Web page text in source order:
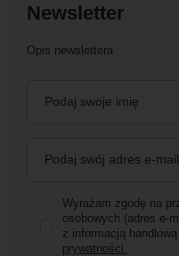
Newsletter
Opis newslettera
Podaj swoje imię
Podaj swój adres e-mail
Wyrażam zgodę na
osobowych (adres e-
z informacją
prywatności.